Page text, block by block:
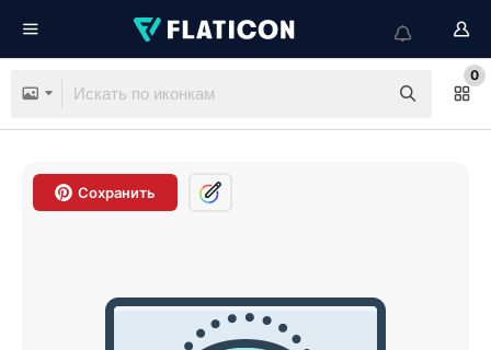
0
Сохранить